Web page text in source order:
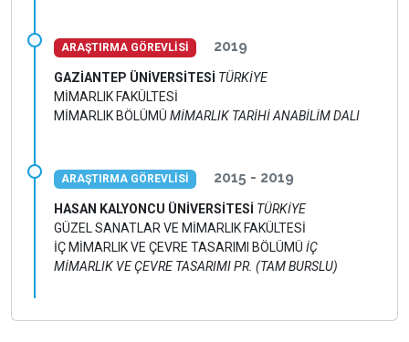
ARAŞTIRMA GÖREVLİSİ 2019
GAZİANTEP ÜNİVERSİTESİ TÜRKİYE
MİMARLIK FAKÜLTESİ
MİMARLIK BÖLÜMÜ MİMARLIK TARİHİ ANABİLİM DALI
ARAŞTIRMA GÖREVLİSİ 2015 - 2019
HASAN KALYONCU ÜNİVERSİTESİ TÜRKİYE
GÜZEL SANATLAR VE MİMARLIK FAKÜLTESİ
İÇ MİMARLIK VE ÇEVRE TASARIMI BÖLÜMÜ İÇ
MİMARLIK VE ÇEVRE TASARIMI PR. (TAM BURSLU)